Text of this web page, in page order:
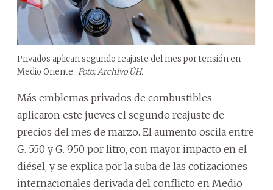
Privados aplican segundo reajuste del mes por tensión en
Medio Oriente. Foto: Archivo ÚH.
Más emblemas privados de combustibles
aplicaron este jueves el segundo reajuste de
precios del mes de marzo. El aumento oscila entre
G. 550 y G. 950 por litro, con mayor impacto en el
diésel, y se explica por la suba de las cotizaciones
internacionales derivada del conflicto en Medio